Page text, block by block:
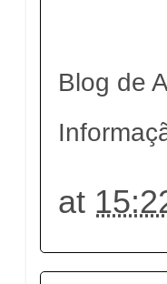
Blog de
at